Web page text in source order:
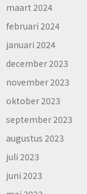
maart 2024
februari 2024
januari 2024
december 2023
november 2023
oktober 2023
september 2023
augustus 2023
juli 2023
juni 2023